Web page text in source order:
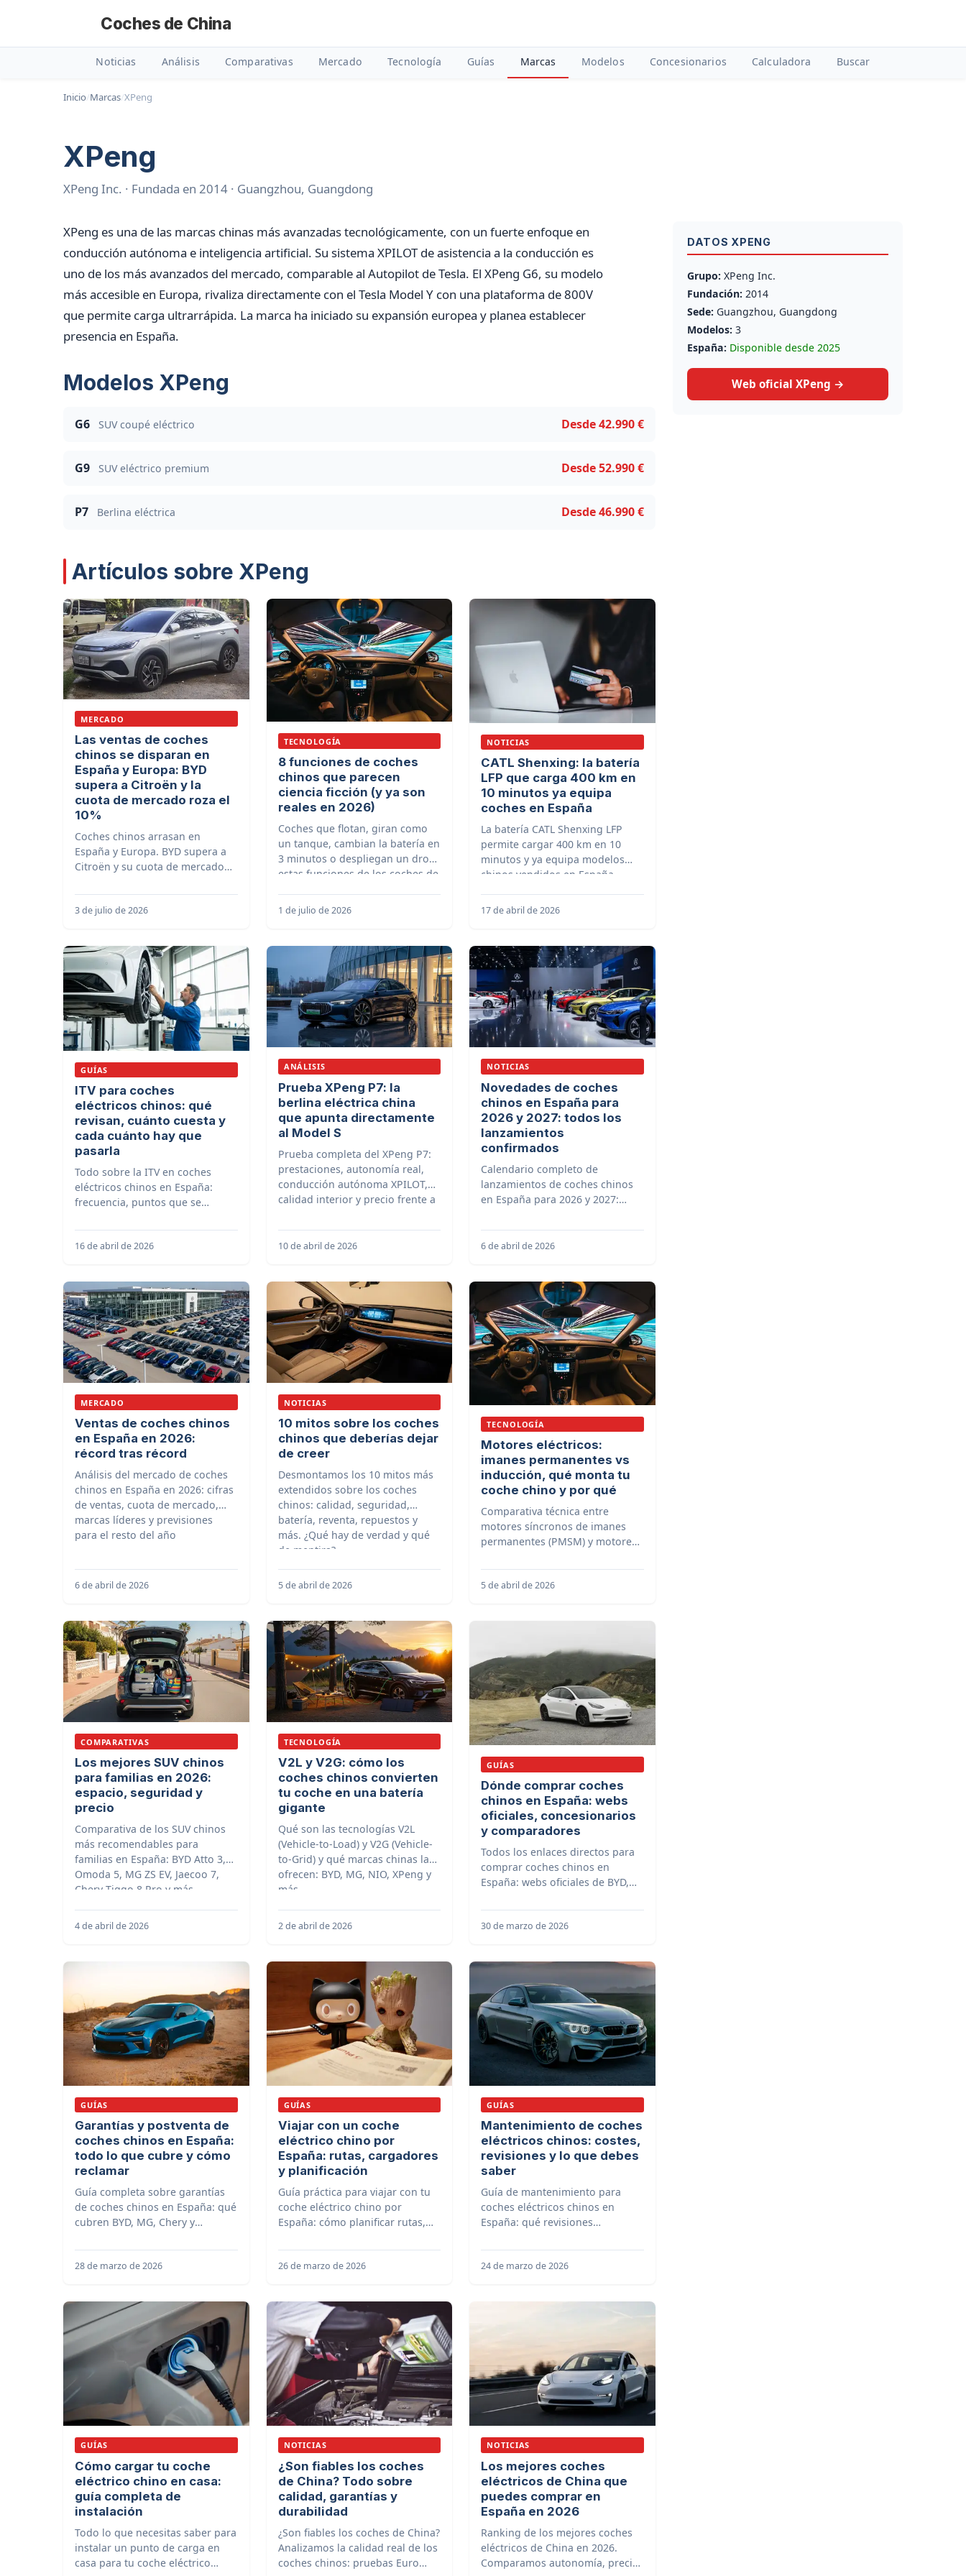
Coches de China
Noticias Análisis Comparativas Mercado Tecnología Guías Marcas Modelos Concesionarios Calculadora Buscar
Inicio/Marcas/XPeng
XPeng
XPeng Inc. · Fundada en 2014 · Guangzhou, Guangdong
XPeng es una de las marcas chinas más avanzadas tecnológicamente, con un fuerte enfoque en
conducción autónoma e inteligencia artificial. Su sistema XPILOT de asistencia a la conducción es
uno de los más avanzados del mercado, comparable al Autopilot de Tesla. El XPeng G6, su modelo
más accesible en Europa, rivaliza directamente con el Tesla Model Y con una plataforma de 800V
que permite carga ultrarrápida. La marca ha iniciado su expansión europea y planea establecer
presencia en España.
Modelos XPeng
G6 SUV coupé eléctrico Desde 42.990 €
G9 SUV eléctrico premium Desde 52.990 €
P7 Berlina eléctrica Desde 46.990 €
Artículos sobre XPeng
MERCADO
Las ventas de coches
chinos se disparan en
España y Europa: BYD
supera a Citroën y la
cuota de mercado roza el
10%
Coches chinos arrasan en
España y Europa. BYD supera a
Citroën y su cuota de mercado
aquí!
3 de julio de 2026
TECNOLOGÍA
8 funciones de coches
chinos que parecen
ciencia ficción (y ya son
reales en 2026)
Coches que flotan, giran como
un tanque, cambian la batería en
3 minutos o despliegan un dron:
estas funciones de los coches de
1 de julio de 2026
NOTICIAS
CATL Shenxing: la batería
LFP que carga 400 km en
10 minutos ya equipa
coches en España
La batería CATL Shenxing LFP
permite cargar 400 km en 10
minutos y ya equipa modelos
chinos vendidos en España.
coches la montan.
17 de abril de 2026
GUÍAS
ITV para coches
eléctricos chinos: qué
revisan, cuánto cuesta y
cada cuánto hay que
pasarla
Todo sobre la ITV en coches
eléctricos chinos en España:
frecuencia, puntos que se
un gasolina y consejos para
aprobar a la primera.
16 de abril de 2026
ANÁLISIS
Prueba XPeng P7: la
berlina eléctrica china
que apunta directamente
al Model S
Prueba completa del XPeng P7:
prestaciones, autonomía real,
conducción autónoma XPILOT,
calidad interior y precio frente a
10 de abril de 2026
NOTICIAS
Novedades de coches
chinos en España para
2026 y 2027: todos los
lanzamientos
confirmados
Calendario completo de
lanzamientos de coches chinos
en España para 2026 y 2027:
Leapmotor, XPeng, NIO y más
marcas
6 de abril de 2026
MERCADO
Ventas de coches chinos
en España en 2026:
récord tras récord
Análisis del mercado de coches
chinos en España en 2026: cifras
de ventas, cuota de mercado,
marcas líderes y previsiones
para el resto del año
6 de abril de 2026
NOTICIAS
10 mitos sobre los coches
chinos que deberías dejar
de creer
Desmontamos los 10 mitos más
extendidos sobre los coches
chinos: calidad, seguridad,
batería, reventa, repuestos y
más. ¿Qué hay de verdad y qué
de mentira?
5 de abril de 2026
TECNOLOGÍA
Motores eléctricos:
imanes permanentes vs
inducción, qué monta tu
coche chino y por qué
Comparativa técnica entre
motores síncronos de imanes
permanentes (PMSM) y motores
coches eléctricos chinos:
eficiencia, par, coste y modelos.
5 de abril de 2026
COMPARATIVAS
Los mejores SUV chinos
para familias en 2026:
espacio, seguridad y
precio
Comparativa de los SUV chinos
más recomendables para
familias en España: BYD Atto 3,
Omoda 5, MG ZS EV, Jaecoo 7,
Chery Tiggo 8 Pro y más
4 de abril de 2026
TECNOLOGÍA
V2L y V2G: cómo los
coches chinos convierten
tu coche en una batería
gigante
Qué son las tecnologías V2L
(Vehicle-to-Load) y V2G (Vehicle-
to-Grid) y qué marcas chinas las
ofrecen: BYD, MG, NIO, XPeng y
más
2 de abril de 2026
GUÍAS
Dónde comprar coches
chinos en España: webs
oficiales, concesionarios
y comparadores
Todos los enlaces directos para
comprar coches chinos en
España: webs oficiales de BYD,
Dongfeng, Smart, Lynk & Co y
Maxus, más los mejores
30 de marzo de 2026
GUÍAS
Garantías y postventa de
coches chinos en España:
todo lo que cubre y cómo
reclamar
Guía completa sobre garantías
de coches chinos en España: qué
cubren BYD, MG, Chery y
garantías de batería, y qué hacer
si necesitas reclamar.
28 de marzo de 2026
GUÍAS
Viajar con un coche
eléctrico chino por
España: rutas, cargadores
y planificación
Guía práctica para viajar con tu
coche eléctrico chino por
España: cómo planificar rutas,
apps imprescindibles y consejos
para viajes largos.
26 de marzo de 2026
GUÍAS
Mantenimiento de coches
eléctricos chinos: costes,
revisiones y lo que debes
saber
Guía de mantenimiento para
coches eléctricos chinos en
España: qué revisiones
cuánto tiempo y dónde hacerlas.
BYD, MG, Leapmotor y más.
24 de marzo de 2026
GUÍAS
Cómo cargar tu coche
eléctrico chino en casa:
guía completa de
instalación
Todo lo que necesitas saber para
instalar un punto de carga en
casa para tu coche eléctrico
NOTICIAS
¿Son fiables los coches
de China? Todo sobre
calidad, garantías y
durabilidad
¿Son fiables los coches de China?
Analizamos la calidad real de los
coches chinos: pruebas Euro
NOTICIAS
Los mejores coches
eléctricos de China que
puedes comprar en
España en 2026
Ranking de los mejores coches
eléctricos de China en 2026.
Comparamos autonomía, precio
DATOS XPENG
Grupo: XPeng Inc.
Fundación: 2014
Sede: Guangzhou, Guangdong
Modelos: 3
España: Disponible desde 2025
Web oficial XPeng →